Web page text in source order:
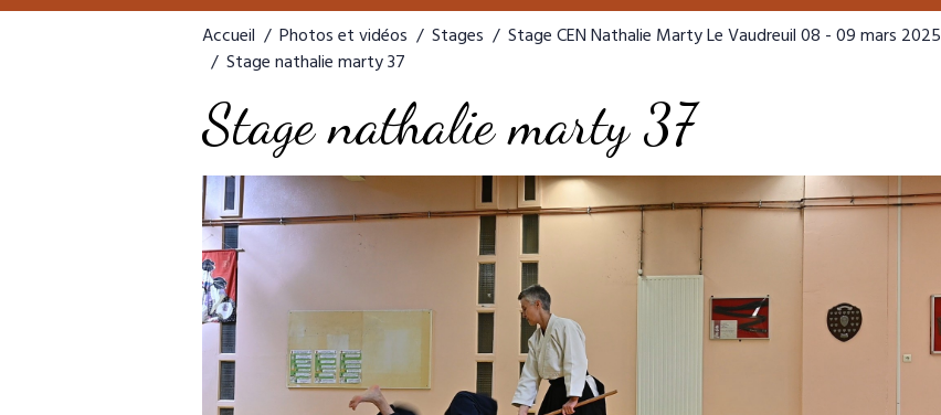
Accueil Photos et vidéos Stages
Stage CEN Nathalie Marty Le Vaudreuil 08 - 09 mars 2025
Stage nathalie marty 37
Stage nathalie marty 37